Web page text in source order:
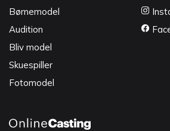
Børnemodel
Audition
Bliv model
Skuespiller
Fotomodel